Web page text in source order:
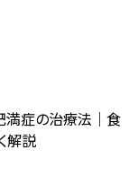
満症の治療法｜食
解説